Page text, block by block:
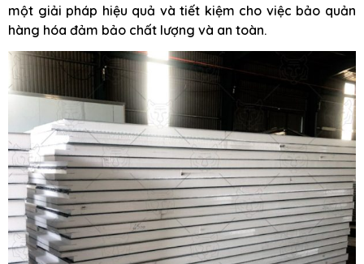
một giải pháp hiệu quả và tiết kiệm cho việc bảo quản
hàng hóa đảm bảo chất lượng và an toàn.